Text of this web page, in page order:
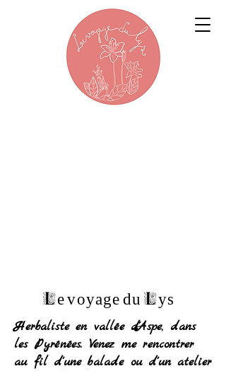
Le voyage du Lys
Herbaliste en vallée d'Aspe, dans
les Pyrénées. Venez me rencontrer
au fil d'une balade ou d'un atelier